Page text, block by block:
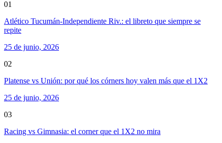
01
Atlético Tucumán-Independiente Riv.: el libreto que siempre se
repite
25 de junio, 2026
02
Platense vs Unión: por qué los córners hoy valen más que el 1X2
25 de junio, 2026
03
Racing vs Gimnasia: el corner que el 1X2 no mira